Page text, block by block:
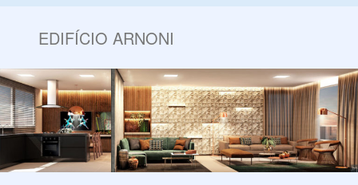
EDIFÍCIO ARNONI